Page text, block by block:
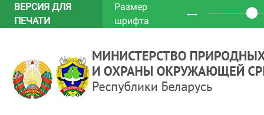
ВЕРСИЯ ДЛЯ
ПЕЧАТИ
Размер
шрифта
─